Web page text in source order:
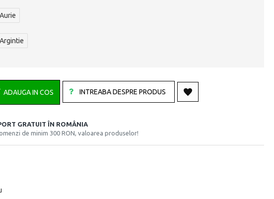
Aurie
Argintie
ADAUGA IN COS INTREABA DESPRE PRODUS
GRATUIT ÎN ROMÂNIA
de minim 300 RON, valoarea produselor!